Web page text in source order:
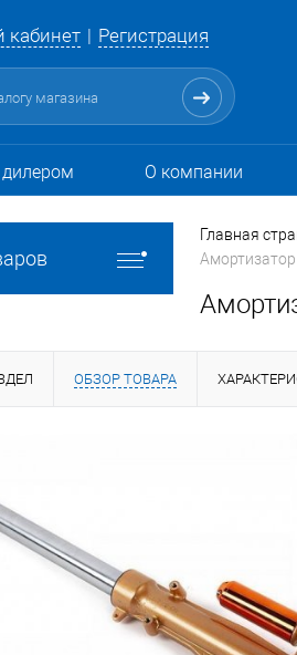
кабинет Регистрация
О компании
Главная
ОБЗОР ТОВАРА